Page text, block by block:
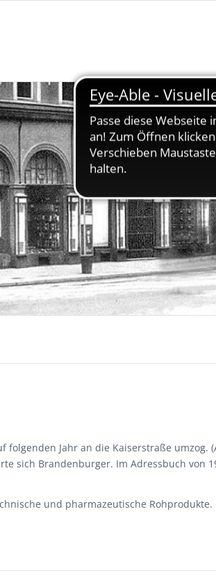
Jahr an die Kaiserstraße umzog.
sich Brandenburger. Im Adressbuch von
und pharmazeutische Rohprodukte.